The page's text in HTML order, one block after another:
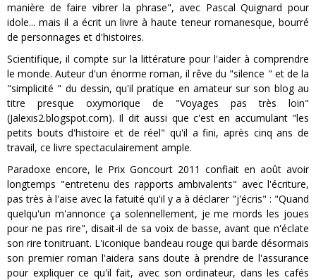
manière de faire vibrer la phrase", avec Pascal Quignard pour
idole... mais il a écrit un livre à haute teneur romanesque, bourré
de personnages et d'histoires.
Scientifique, il compte sur la littérature pour l'aider à comprendre
le monde. Auteur d'un énorme roman, il rêve du "silence " et de la
"simplicité " du dessin, qu'il pratique en amateur sur son blog au
titre presque oxymorique de "Voyages pas très loin"
(Jalexis2.blogspot.com). Il dit aussi que c'est en accumulant "les
petits bouts d'histoire et de réel" qu'il a fini, après cinq ans de
travail, ce livre spectaculairement ample.
Paradoxe encore, le Prix Goncourt 2011 confiait en août avoir
longtemps "entretenu des rapports ambivalents" avec l'écriture,
pas très à l'aise avec la fatuité qu'il y a à déclarer "j'écris" : "Quand
quelqu'un m'annonce ça solennellement, je me mords les joues
pour ne pas rire", disait-il de sa voix de basse, avant que n'éclate
son rire tonitruant. L'iconique bandeau rouge qui barde désormais
son premier roman l'aidera sans doute à prendre de l'assurance
pour expliquer ce qu'il fait, avec son ordinateur, dans les cafés